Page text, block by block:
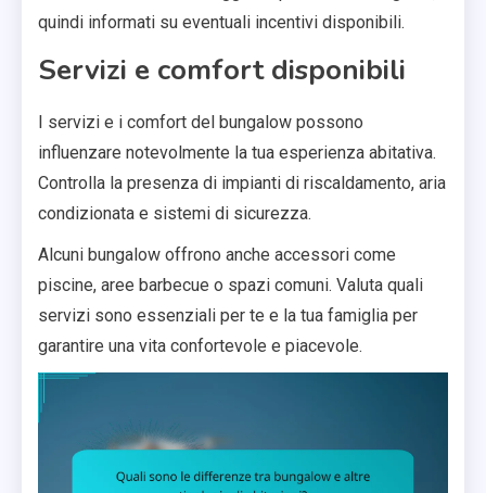
quindi informati su eventuali incentivi disponibili.
Servizi e comfort disponibili
I servizi e i comfort del bungalow possono
influenzare notevolmente la tua esperienza abitativa.
Controlla la presenza di impianti di riscaldamento, aria
condizionata e sistemi di sicurezza.
Alcuni bungalow offrono anche accessori come
piscine, aree barbecue o spazi comuni. Valuta quali
servizi sono essenziali per te e la tua famiglia per
garantire una vita confortevole e piacevole.